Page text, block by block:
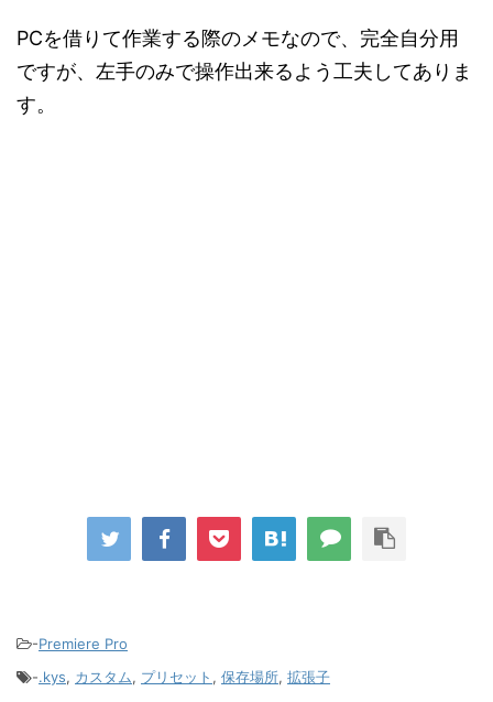
PCを借りて作業する際のメモなので、完全自分用
ですが、左手のみで操作出来るよう工夫してありま
す。
-Premiere Pro
-.kys, カスタム, プリセット , 保存場所, 拡張子